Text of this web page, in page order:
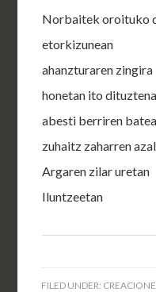
Norbaitek oroituko
etorkizunean
ahanzturaren zingira
honetan ito
abesti berriren
zuhaitz zaharren
Argaren zilar uretan
Iluntzeetan
FILED UNDER: